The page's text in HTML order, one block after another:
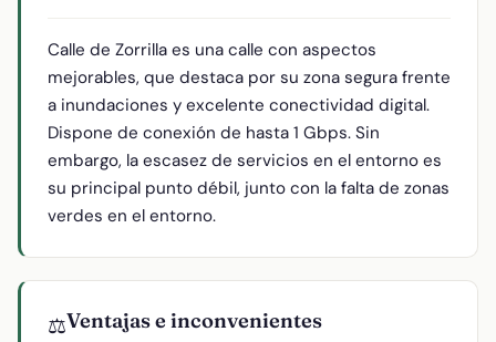
Calle de Zorrilla es una calle con aspectos
mejorables, que destaca por su zona segura frente
a inundaciones y excelente conectividad digital.
Dispone de conexión de hasta 1 Gbps. Sin
embargo, la escasez de servicios en el entorno es
su principal punto débil, junto con la falta de zonas
verdes en el entorno.
⚖️Ventajas e inconvenientes